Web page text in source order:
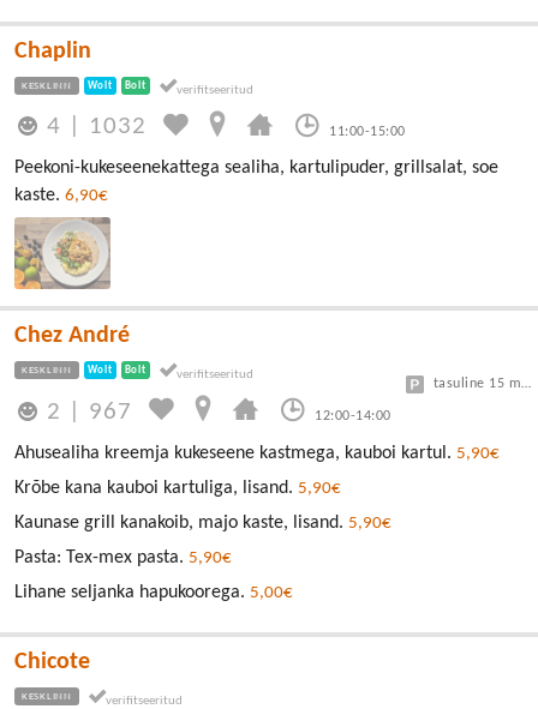
Chaplin
KESKLINN Wolt Bolt
4 1032 11:00-15:00
Peekoni-kukeseenekattega sealiha, kartulipuder, grillsalat, soe
kaste. 6,90€
Chez André
KESKLINN Wolt Bolt
2 967 12:00-14:00
tasuline 15 min tasuta, edasi 3€/h
Ahusealiha kreemja kukeseene kastmega, kauboi kartul. 5,90€
Krõbe kana kauboi kartuliga, lisand. 5,90€
Kaunase grill kanakoib, majo kaste, lisand. 5,90€
Pasta: Tex-mex pasta. 5,90€
Lihane seljanka hapukoorega. 5,00€
Chicote
KESKLINN